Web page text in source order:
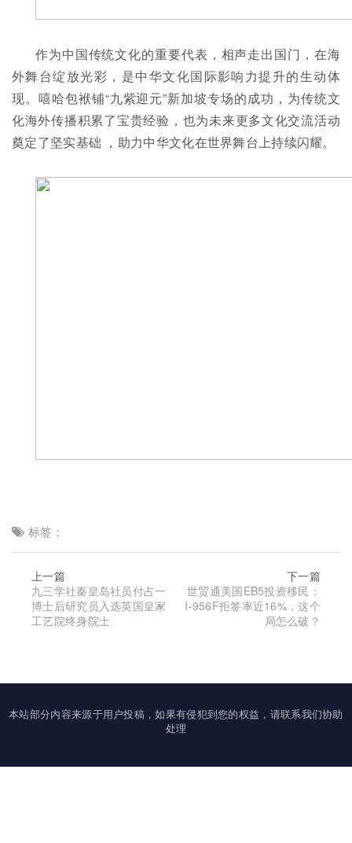
作为中国传统文化的重要代表，相声走出国门，在海
外舞台绽放光彩，是中华文化国际影响力提升的生动体
现。嘻哈包袱铺“九紫迎元”新加坡专场的成功，为传统文
化海外传播积累了宝贵经验，也为未来更多文化交流活动
奠定了坚实基础 ，助力中华文化在世界舞台上持续闪耀。
标签：
上一篇
九三学社秦皇岛社员付占一
博士后研究员入选英国皇家
工艺院终身院士
下一篇
世贸通美国EB5投资移民：
I-956F拒签率近16%，这个
局怎么破？
本站部分内容来源于用户投稿，如果有侵犯到您的权益，请联系我们协助
处理